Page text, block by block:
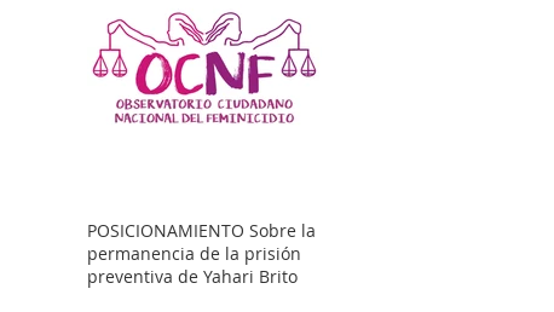
POSICIONAMIENTO Sobre la
permanencia de la prisión
preventiva de Yahari Brito